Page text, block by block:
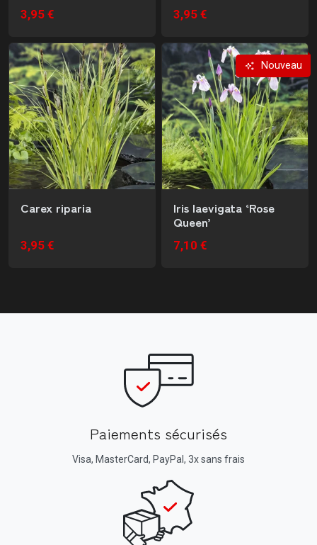
3,95 € 3,95 €
Carex riparia
3,95 €
Nouveau
Iris laevigata ‘Rose
Queen’
7,10 €
Paiements sécurisés
Visa, MasterCard, PayPal, 3x sans frais